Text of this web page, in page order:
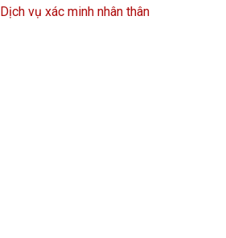
Dịch vụ xác minh nhân thân